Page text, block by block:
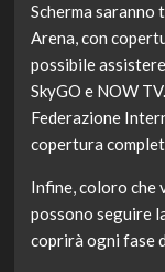
Scherma saranno
Arena, con
possibile
SkyGO e NOW
Federazione
copertura
Infine, coloro
possono seguire
coprirà ogni fase